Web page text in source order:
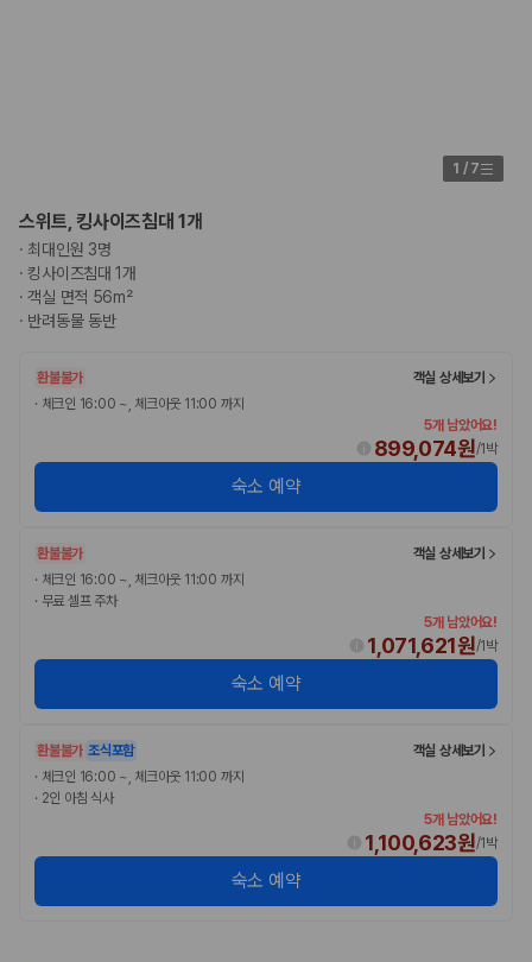
1 / 7
스위트, 킹사이즈침대 1개
· 최대인원 3명
·킹사이즈침대 1개
·객실 면적 56m²
· 반려동물 동반
환불불가
객실 상세보기
· 체크인 16:00 ~, 체크아웃 11:00 까지
5개 남았어요!
899,074원/1박
숙소 예약
환불불가
객실 상세보기
· 체크인 16:00 ~, 체크아웃 11:00 까지
· 무료 셀프 주차
5개 남았어요!
1,071,621원/1박
숙소 예약
환불불가 조식포함
객실 상세보기
· 체크인 16:00 ~, 체크아웃 11:00 까지
· 2인 아침 식사
5개 남았어요!
1,100,623원/1박
숙소 예약